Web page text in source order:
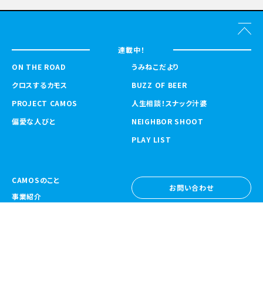
連載中！
ON THE ROAD
クロスするカモス
PROJECT CAMOS
偏愛な人びと
うみねこだより
BUZZ OF BEER
人生相談！スナック汁婆
NEIGHBOR SHOOT
PLAY LIST
CAMOSのこと
事業紹介
お問い合わせ